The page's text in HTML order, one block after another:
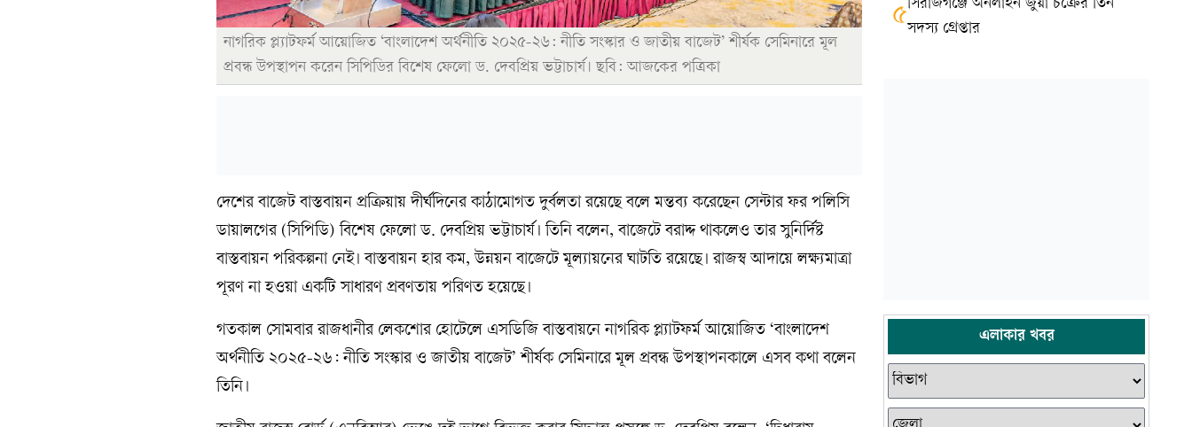
নাগরিক প্ল্যাটফর্ম আয়োজিত ‘বাংলাদেশ অর্থনীতি ২০২৫-২৬: নীতি সংস্কার ও জাতীয় বাজেট’ শীর্ষক সেমিনারে মূল
প্রবন্ধ উপস্থাপন করেন সিপিডির বিশেষ ফেলো ড. দেবপ্রিয় ভট্টাচার্য। ছবি: আজকের পত্রিকা
দেশের বাজেট বাস্তবায়ন প্রক্রিয়ায় দীর্ঘদিনের কাঠামোগত দুর্বলতা রয়েছে বলে মন্তব্য করেছেন সেন্টার ফর পলিসি
ডায়ালগের (সিপিডি) বিশেষ ফেলো ড. দেবপ্রিয় ভট্টাচার্য। তিনি বলেন, বাজেটে বরাদ্দ থাকলেও তার সুনির্দিষ্ট
বাস্তবায়ন পরিকল্পনা নেই। বাস্তবায়ন হার কম, উন্নয়ন বাজেটে মূল্যায়নের ঘাটতি রয়েছে। রাজস্ব আদায়ে লক্ষ্যমাত্রা
পূরণ না হওয়া একটি সাধারণ প্রবণতায় পরিণত হয়েছে।
গতকাল সোমবার রাজধানীর লেকশোর হোটেলে এসডিজি বাস্তবায়নে নাগরিক প্ল্যাটফর্ম আয়োজিত ‘বাংলাদেশ
অর্থনীতি ২০২৫-২৬: নীতি সংস্কার ও জাতীয় বাজেট’ শীর্ষক সেমিনারে মূল প্রবন্ধ উপস্থাপনকালে এসব কথা বলেন
তিনি।
৫সিরাজগঞ্জে অনলাইন জুয়া চক্রের তিন
সদস্য গ্রেপ্তার
এলাকার খবর